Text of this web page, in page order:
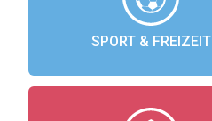
SPORT & FREIZEIT